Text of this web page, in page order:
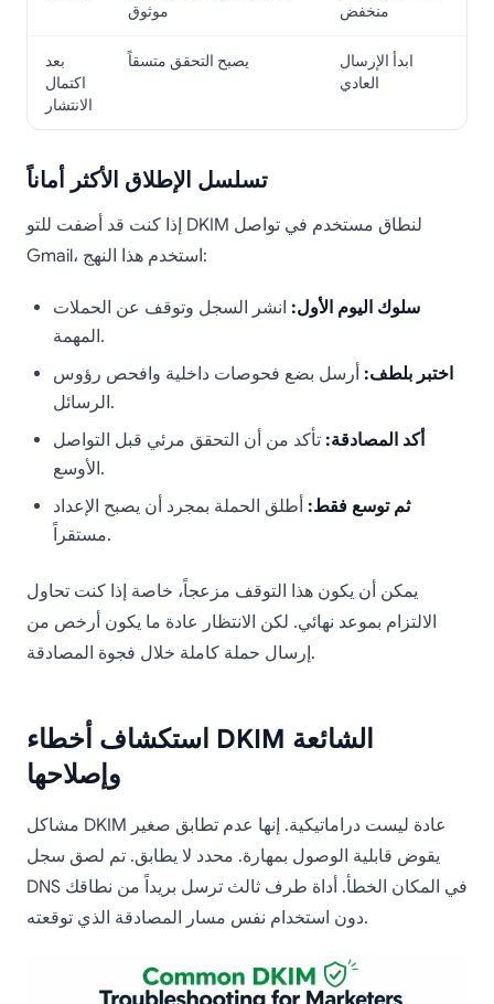
موثوق
منخفض
بعد
اكتمال
الانتشار
يصبح التحقق متسقاً
ابدأ الإرسال
العادي
تسلسل الإطلاق الأكثر أماناً
إذا كنت قد أضفت للتو DKIM لنطاق مستخدم في تواصل
Gmail، استخدم هذا النهج:
سلوك اليوم الأول: انشر السجل وتوقف عن الحملات
المهمة.
اختبر بلطف: أرسل بضع فحوصات داخلية وافحص رؤوس
الرسائل.
أكد المصادقة: تأكد من أن التحقق مرئي قبل التواصل
الأوسع.
ثم توسع فقط: أطلق الحملة بمجرد أن يصبح الإعداد
مستقراً.
يمكن أن يكون هذا التوقف مزعجاً، خاصة إذا كنت تحاول
الالتزام بموعد نهائي. لكن الانتظار عادة ما يكون أرخص من
إرسال حملة كاملة خلال فجوة المصادقة.
استكشاف أخطاء DKIM الشائعة
وإصلاحها
مشاكل DKIM عادة ليست دراماتيكية. إنها عدم تطابق صغير
يقوض قابلية الوصول بمهارة. محدد لا يطابق. تم لصق سجل
DNS في المكان الخطأ. أداة طرف ثالث ترسل بريداً من نطاقك
دون استخدام نفس مسار المصادقة الذي توقعته.